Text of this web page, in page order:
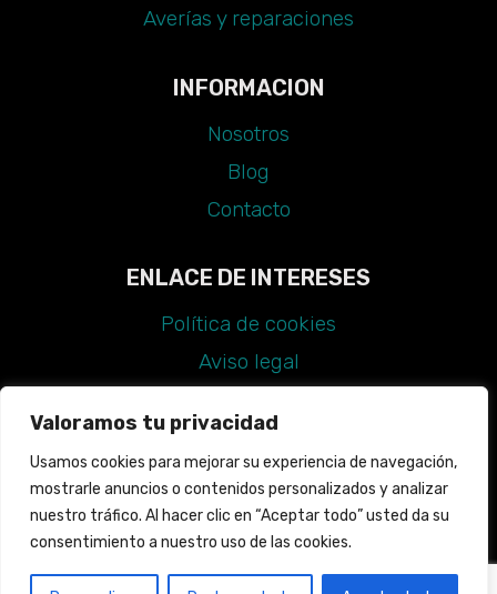
Valoramos tu privacidad
Usamos cookies para mejorar su experiencia de navegación,
mostrarle anuncios o contenidos personalizados y analizar
nuestro tráfico. Al hacer clic en “Aceptar todo” usted da su
consentimiento a nuestro uso de las cookies.
Averías y reparaciones
INFORMACION
Nosotros
Blog
Contacto
ENLACE DE INTERESES
Política de cookies
Aviso legal
Declaración de accesibilidad
Guía de estilo
Mapa web